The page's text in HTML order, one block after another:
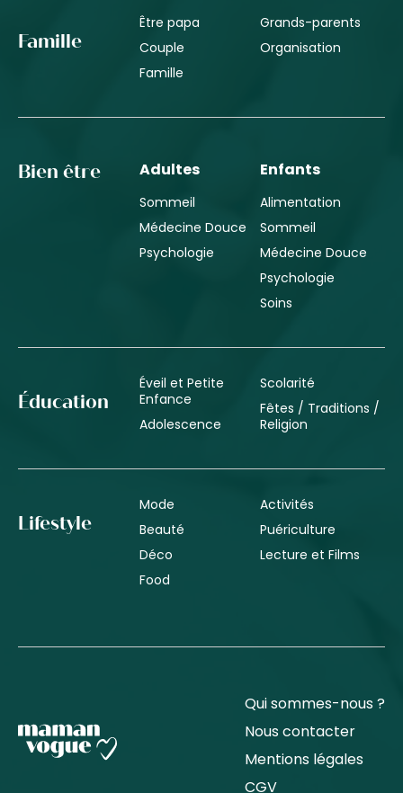
Famille
Être papa
Couple
Famille
Grands-parents
Organisation
Bien être Adultes
Sommeil
Médecine Douce
Psychologie
Enfants
Alimentation
Sommeil
Médecine Douce
Psychologie
Soins
Éducation
Éveil et Petite
Enfance
Adolescence
Scolarité
Fêtes / Traditions /
Religion
Lifestyle
Mode
Beauté
Déco
Food
Activités
Puériculture
Lecture et Films
Qui sommes-nous ?
Nous contacter
Mentions légales
CGV